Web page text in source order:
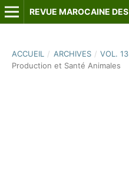
ACCUEIL / ARCHIVES / VOL.
Production et Santé Animales